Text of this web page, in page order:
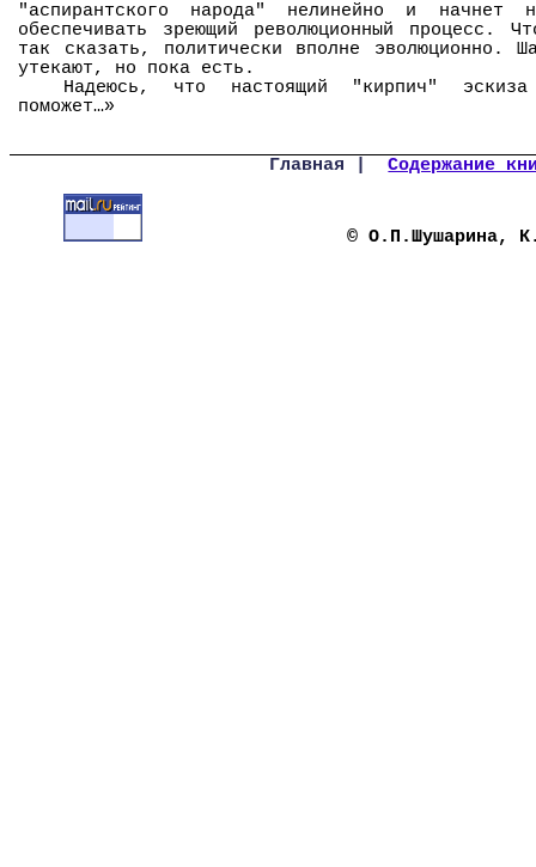
"аспирантского народа" нелинейно и начнет
обеспечивать зреющий революционный процесс.
так сказать, политически вполне эволюционно.
утекают, но пока есть.
Надеюсь, что настоящий "кирпич" эскиза
поможет…»
Главная | Содержание
© О.П.Шушарина,